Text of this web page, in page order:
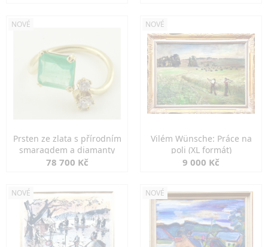
NOVÉ
Prsten ze zlata s přírodním
smaragdem a diamanty
78 700 Kč
NOVÉ
Vilém Wünsche: Práce na
poli (XL formát)
9 000 Kč
NOVÉ NOVÉ